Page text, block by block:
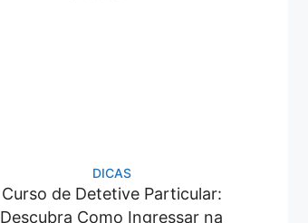
DICAS
Curso de Detetive Particular:
Descubra Como Ingressar na